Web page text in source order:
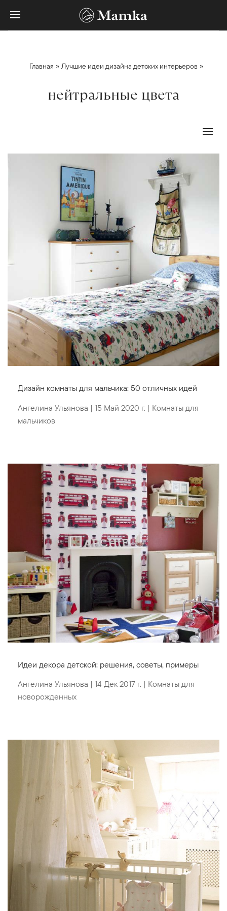
Главная »Лучшие идеи дизайна детских интерьеров »
нейтральные цвета
Дизайн комнаты для мальчика: 50 отличных идей
Ангелина Ульянова | 15 Май 2020 г. | Комнаты для
мальчиков
Идеи декора детской: решения, советы, примеры
Ангелина Ульянова | 14 Дек 2017 г. | Комнаты для
новорожденных